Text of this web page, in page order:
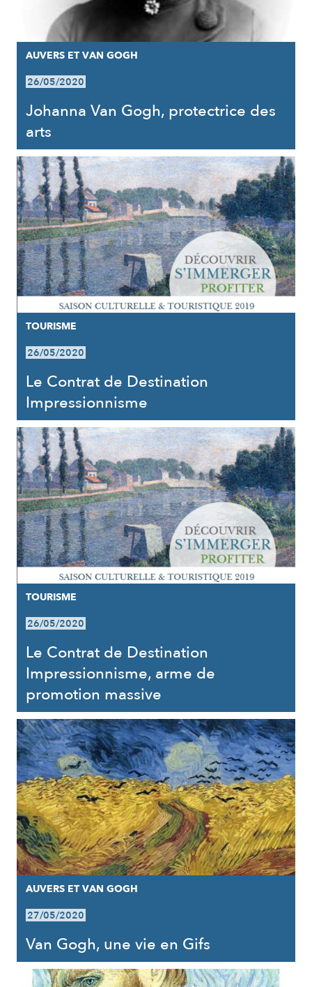
AUVERS ET VAN GOGH
26/05/2020
Johanna Van Gogh, protectrice des
arts
TOURISME
26/05/2020
Le Contrat de Destination
Impressionnisme
TOURISME
26/05/2020
Le Contrat de Destination
Impressionnisme, arme de
promotion massive
AUVERS ET VAN GOGH
27/05/2020
Van Gogh, une vie en Gifs